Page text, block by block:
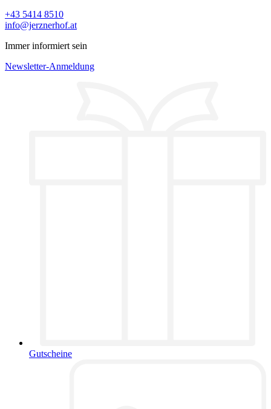
+43 5414 8510
info@jerznerhof.at
Immer informiert sein
Newsletter-Anmeldung
Gutscheine